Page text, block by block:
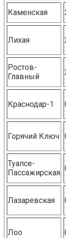
Каменская
Лихая
Ростов-
Главный
Краснодар-1
Горячий Ключ
Туапсе-
Пассажирская
Лазаревская
Лоо